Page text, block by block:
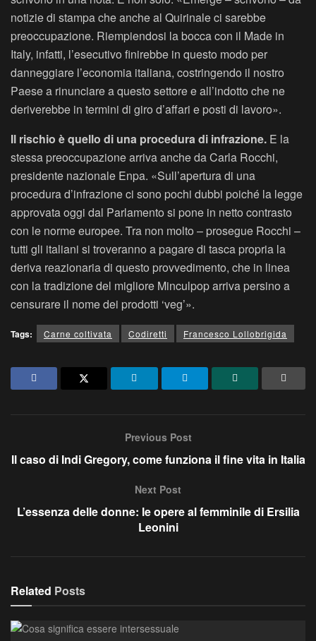
notizie di stampa che anche al Quirinale ci sarebbe
preoccupazione. Riempiendosi la bocca con il Made in
Italy, infatti, l’esecutivo finirebbe in questo modo per
danneggiare l’economia italiana, costringendo il nostro
Paese a rinunciare a questo settore e all’indotto che ne
deriverebbe in termini di giro d’affari e posti di lavoro».
Il rischio è quello di una procedura di infrazione. E la
stessa preoccupazione arriva anche da Carla Rocchi,
presidente nazionale Enpa. «Sull’apertura di una
procedura d’infrazione ci sono pochi dubbi poiché la legge
approvata oggi dal Parlamento si pone in netto contrasto
con le norme europee. Tra non molto – prosegue Rocchi –
tutti gli italiani si troveranno a pagare di tasca propria la
deriva reazionaria di questo provvedimento, che in linea
con la tradizione del migliore Minculpop arriva persino a
censurare il nome dei prodotti ‘veg’».
Tags: Carne coltivata Codiretti Francesco Lollobrigida
Previous Post
Il caso di Indi Gregory, come funziona il fine vita in Italia
Next Post
L’essenza delle donne: le opere al femminile di Ersilia
Leonini
Related Posts